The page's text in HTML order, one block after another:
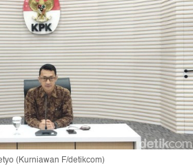
(Kurniawan F/detikcom)